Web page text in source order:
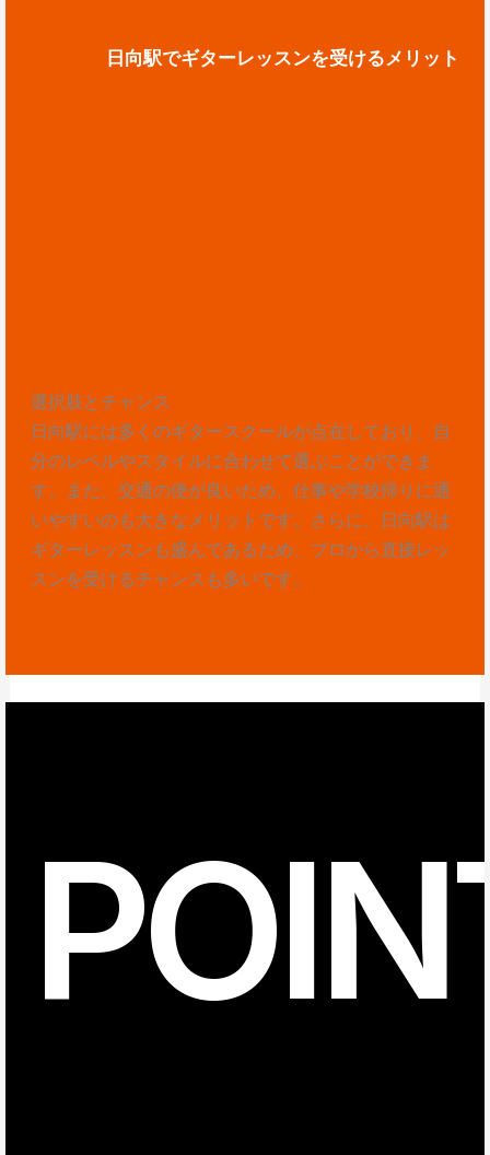
日向駅でギターレッスンを受けるメリット
選択肢とチャンス
日向駅には多くのギタースクールが点在しており、自
分のレベルやスタイルに合わせて選ぶことができま
す。また、交通の便が良いため、仕事や学校帰りに通
いやすいのも大きなメリットです。さらに、日向駅は
ギターレッスンも盛んであるため、プロから直接レッ
スンを受けるチャンスも多いです。